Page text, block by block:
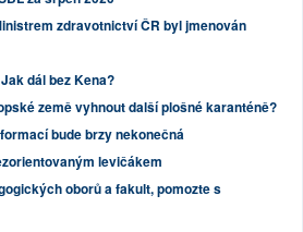
zdravotnictví ČR byl jmenován
Jak dál bez Kena?
země vyhnout další plošné karanténě?
bude brzy nekonečná
levičákem
oborů a fakult, pomozte s